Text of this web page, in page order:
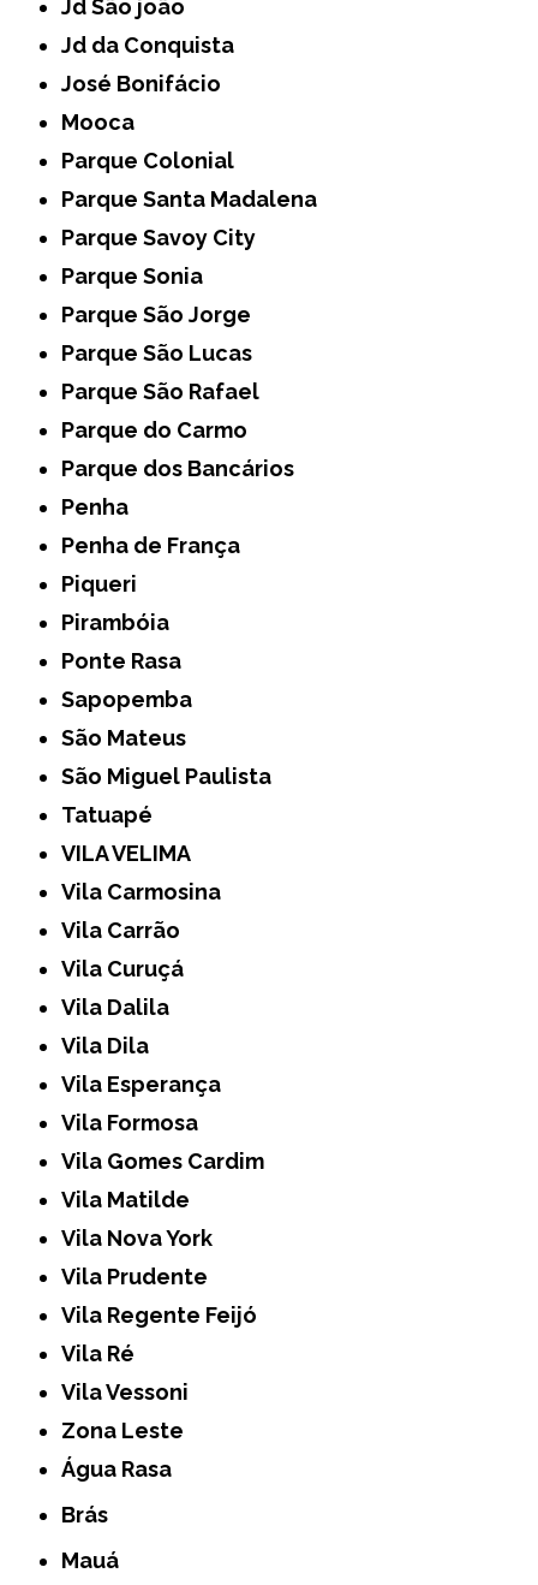
Jd São joão
Jd da Conquista
José Bonifácio
Mooca
Parque Colonial
Parque Santa Madalena
Parque Savoy City
Parque Sonia
Parque São Jorge
Parque São Lucas
Parque São Rafael
Parque do Carmo
Parque dos Bancários
Penha
Penha de França
Piqueri
Pirambóia
Ponte Rasa
Sapopemba
São Mateus
São Miguel Paulista
Tatuapé
VILA VELIMA
Vila Carmosina
Vila Carrão
Vila Curuçá
Vila Dalila
Vila Dila
Vila Esperança
Vila Formosa
Vila Gomes Cardim
Vila Matilde
Vila Nova York
Vila Prudente
Vila Regente Feijó
Vila Ré
Vila Vessoni
Zona Leste
Água Rasa
Brás
Mauá